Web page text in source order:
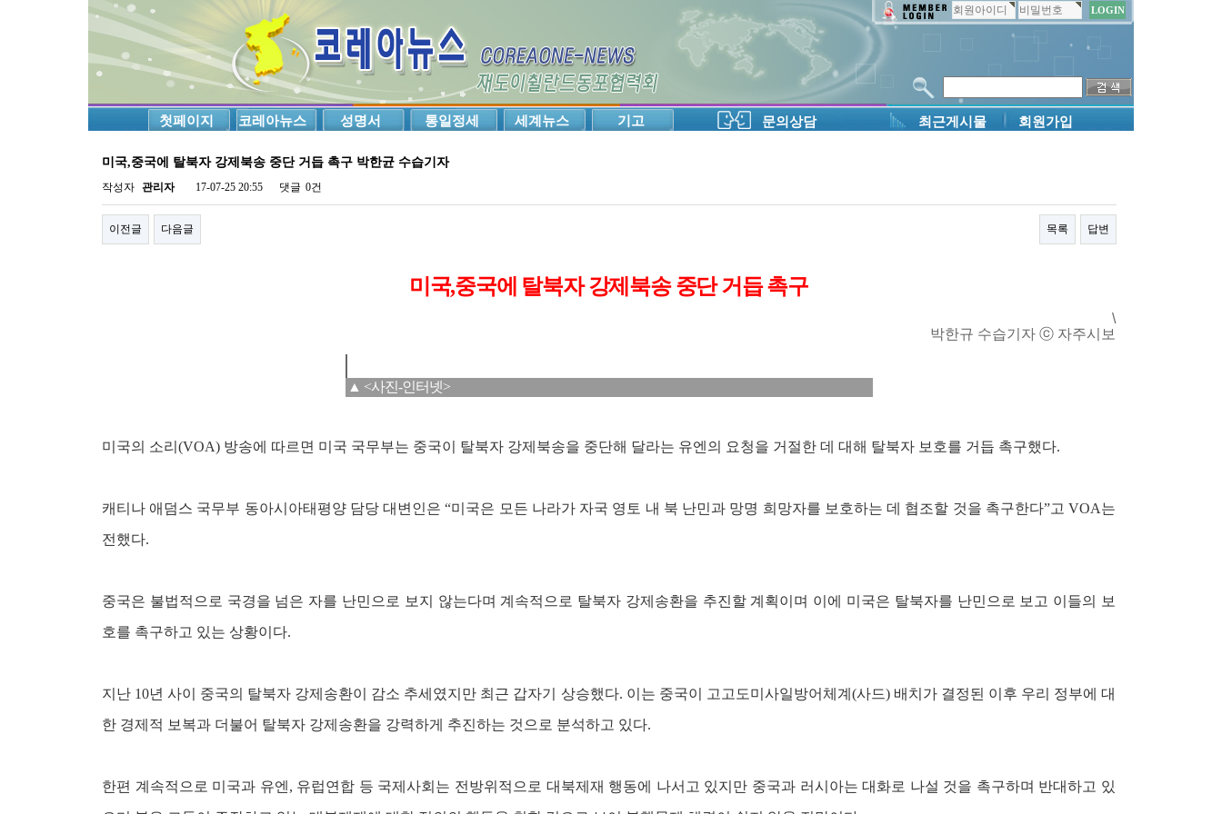
첫페이지 코레아뉴스 성명서 통일정세 세계뉴스 기고 문의상담 최근게시물 회원가입
미국,중국에 탈북자 강제북송 중단 거듭 촉구 박한균 수습기자
작성자 관리자 17-07-25 20:55 댓글 0건
이전글 다음글 목록 답변
미국,중국에 탈북자 강제북송 중단 거듭 촉구
\
박한규 수습기자 ⓒ 자주시보
▲ <사진-인터넷>
미국의 소리(VOA) 방송에 따르면 미국 국무부는 중국이 탈북자 강제북송을 중단해 달라는 유엔의 요청을 거절한 데 대해 탈북자 보호를 거듭 촉구했다.
캐티나 애덤스 국무부 동아시아태평양 담당 대변인은 “미국은 모든 나라가 자국 영토 내 북 난민과 망명 희망자를 보호하는 데 협조할 것을 촉구한다”고 VOA는
전했다.
중국은 불법적으로 국경을 넘은 자를 난민으로 보지 않는다며 계속적으로 탈북자 강제송환을 추진할 계획이며 이에 미국은 탈북자를 난민으로 보고 이들의 보
호를 촉구하고 있는 상황이다.
지난 10년 사이 중국의 탈북자 강제송환이 감소 추세였지만 최근 갑자기 상승했다. 이는 중국이 고고도미사일방어체계(사드) 배치가 결정된 이후 우리 정부에 대
한 경제적 보복과 더불어 탈북자 강제송환을 강력하게 추진하는 것으로 분석하고 있다.
한편 계속적으로 미국과 유엔, 유럽연합 등 국제사회는 전방위적으로 대북제재 행동에 나서고 있지만 중국과 러시아는 대화로 나설 것을 촉구하며 반대하고 있